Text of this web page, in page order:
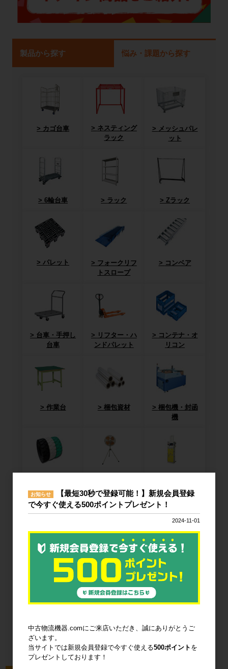
製品から探す 悩み・課題から探す
カゴ台車
ネスティング
ラック
メッシュパレ
ット
6輪台車 ラック Zラック
パレット
フォークリフ
トスロープ
コンベア
台車・手押し
台車
リフター・ハ
ンドパレット
コンテナ・オ
リコン
作業台 梱包資材
梱包機・封函
機
イヤ
輸送用緩衝材 安全設備 建設土木資材
品・衛生用品
お知らせ
【最短30秒で登録可能！】新規会員登録
で今すぐ使える500ポイントプレゼント！
2024-11-01
中古物流機器.comにご来店いただき、誠にありがとうご
ざいます。
当サイトでは新規会員登録で今すぐ使える500ポイント を
プレゼントしております！